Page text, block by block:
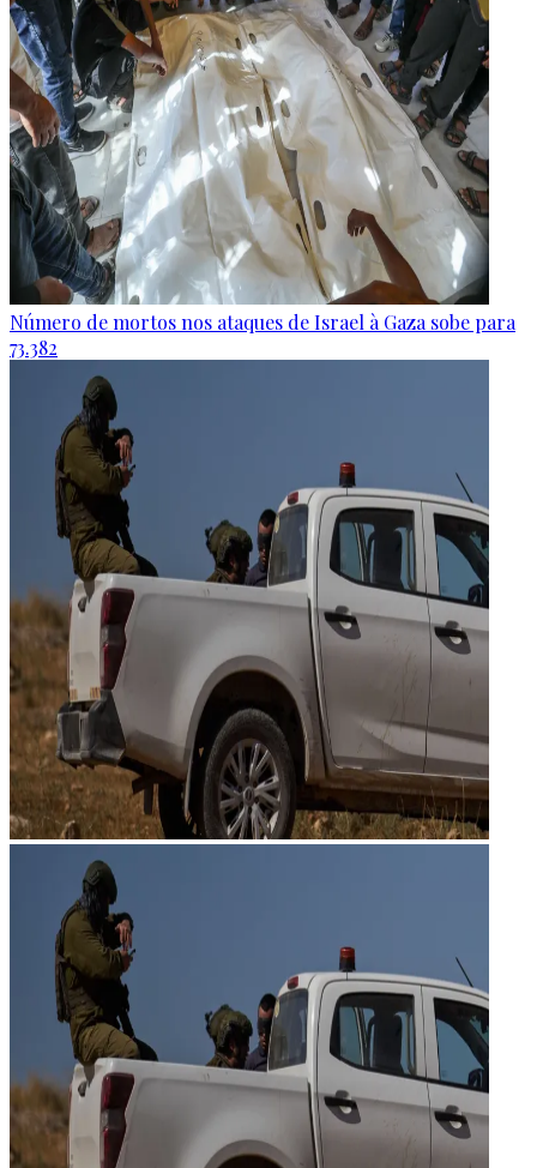
Número de mortos nos ataques de Israel à Gaza sobe para
73.382